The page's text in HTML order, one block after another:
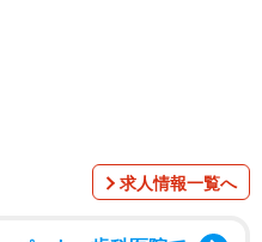
も真実を伝えづらい。」
求人情報一覧へ